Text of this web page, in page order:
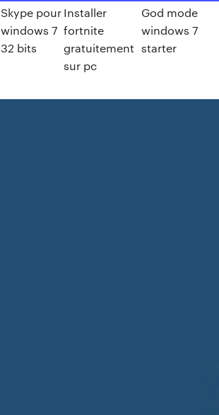
Skype pour
windows 7
32 bits
Installer
fortnite
gratuitement
sur pc
God mode
windows 7
starter